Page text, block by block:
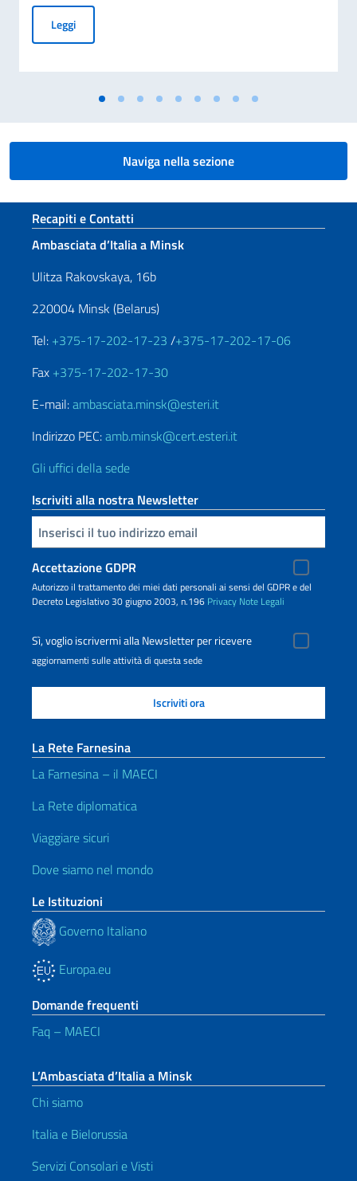
LeggiBorse di studio offerte dal Governo Italiano a studenti
Naviga nella sezione
Sezione footer
Recapiti e Contatti
Ambasciata d’Italia a Minsk
Ulitza Rakovskaya, 16b
220004 Minsk (Belarus)
Tel: +375-17-202-17-23 /+375-17-202-17-06
Fax +375-17-202-17-30
E-mail:ambasciata.minsk@esteri.it
Indirizzo PEC:amb.minsk@cert.esteri.it
Gli uffici della sede
Iscriviti alla nostra Newsletter
Inserisci la tua email
Accettazione GDPR
Autorizzo il trattamento dei miei dati personali ai sensi del GDPR e del
Decreto Legislativo 30 giugno 2003, n.196 Privacy Note Legali
Sì, voglio iscrivermi alla Newsletter per ricevere
aggiornamenti sulle attività di questa sede
La Rete Farnesina
La Farnesina – il MAECI
La Rete diplomatica
Viaggiare sicuri
Dove siamo nel mondo
Le Istituzioni
Governo Italiano
Europa.eu
Domande frequenti
Faq – MAECI
L’Ambasciata d’Italia a Minsk
Chi siamo
Italia e Bielorussia
Servizi Consolari e Visti